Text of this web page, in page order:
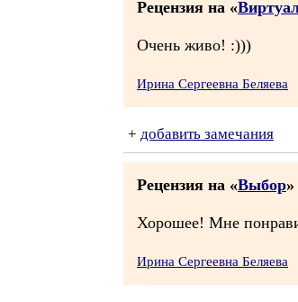
Рецензия на «
Очень живо! :)))
Ирина Сергеевна Беляева
+ добавить замечания
Рецензия на «Выбор»
Хорошее! Мне
Ирина Сергеевна Беляева